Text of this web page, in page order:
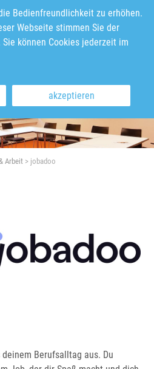
akzeptieren
Bedienfreundlichkeit zu erhöhen.
Webseite stimmen Sie der
können Cookies jederzeit im
Arbeit > jobadoo
Berufsalltag aus. Du